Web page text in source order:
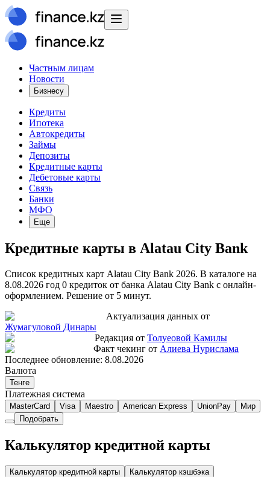
Частным лицам
Новости
Бизнесу
Кредиты
Ипотека
Автокредиты
Займы
Депозиты
Кредитные карты
Дебетовые карты
Связь
Банки
МФО
Еще
Кредитные карты в Alatau City Bank
Список кредитных карт Alatau City Bank 2026. В каталоге на
8.08.2026 год 0 кредиток от банка Alatau City Bank с онлайн-
оформлением. Решение от 5 минут.
Актуализация данных от
Жумагуловой Динары
Редакция от Толуеовой Камилы
Факт чекинг от Алиева Нурислама
Последнее обновление: 8.08.2026
Валюта
Тенге
Платежная система
MasterCard Visa Maestro American Express UnionPay
Мир
Подобрать
Калькулятор кредитной карты
Калькулятор кредитной карты Калькулятор кэшбэка